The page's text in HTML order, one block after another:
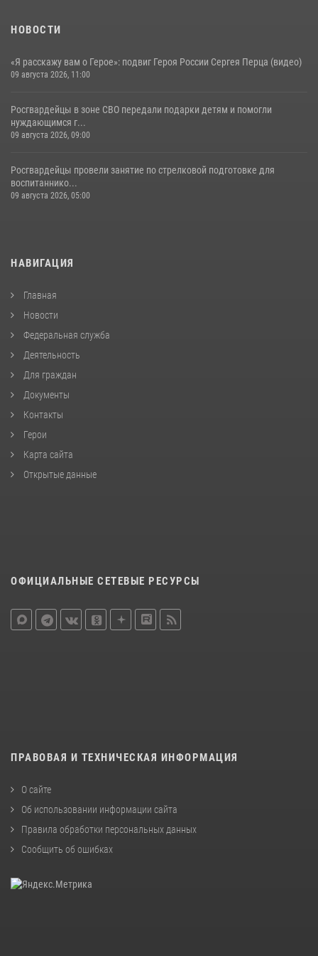
НОВОСТИ
«Я расскажу вам о Герое»: подвиг Героя России Сергея Перца (видео)
09 августа 2026, 11:00
Росгвардейцы в зоне СВО передали подарки детям и помогли
нуждающимся г...
09 августа 2026, 09:00
Росгвардейцы провели занятие по стрелковой подготовке для
воспитаннико...
09 августа 2026, 05:00
НАВИГАЦИЯ
Главная
Новости
Федеральная служба
Деятельность
Для граждан
Документы
Контакты
Герои
Карта сайта
Открытые данные
ОФИЦИАЛЬНЫЕ СЕТЕВЫЕ РЕСУРСЫ
ПРАВОВАЯ И ТЕХНИЧЕСКАЯ ИНФОРМАЦИЯ
О сайте
Об использовании информации сайта
Правила обработки персональных данных
Сообщить об ошибках